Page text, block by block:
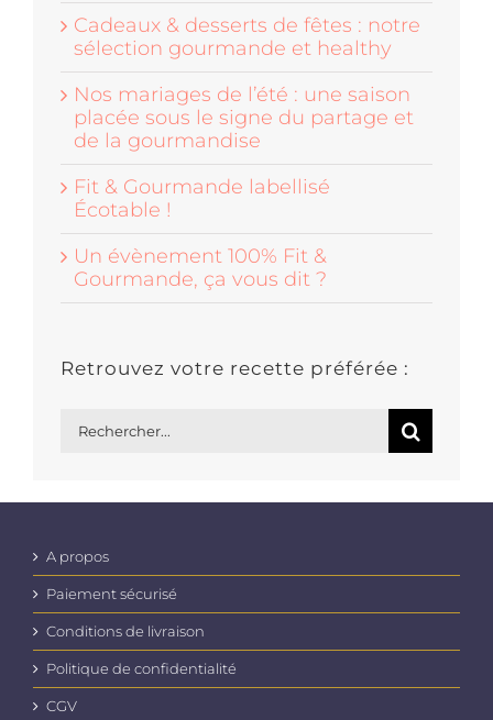
Cadeaux & desserts de fêtes : notre
sélection gourmande et healthy
Nos mariages de l’été : une saison
placée sous le signe du partage et
de la gourmandise
Fit & Gourmande labellisé
Écotable !
Un évènement 100% Fit &
Gourmande, ça vous dit ?
Retrouvez votre recette préférée :
A propos
Paiement sécurisé
Conditions de livraison
Politique de confidentialité
CGV